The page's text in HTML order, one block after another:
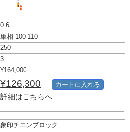
0.6
単相 100-110
250
3
¥164,000
¥126,300
詳細はこちらへ
カートに入れる
象印チエンブロック